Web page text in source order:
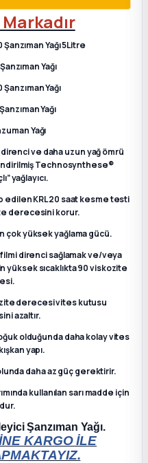
Yağı 5Litre
Yağı
Yağı
Yağı
Yağı
direnci ve daha uzun yağ ömrü
Technosynthese®
yağlayıcı.
edilen KRL 20 saat kesme testi
derecesini korur.
çok yüksek yağlama gücü.
filmi direnci sağlamak ve/veya
yüksek sıcaklıkta 90 viskozite
derecesi vites kutusu
azaltır.
olduğunda daha kolay vites
yapı.
daha az güç gerektirir.
kullanılan sarı madde için
Şanzıman Yağı.
KARGO İLE